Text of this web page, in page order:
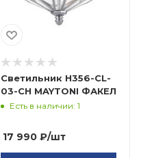
Светильник H356-CL-
03-CH MAYTONI ФАКЕЛ
Есть в наличии: 1
17 990₽/шт